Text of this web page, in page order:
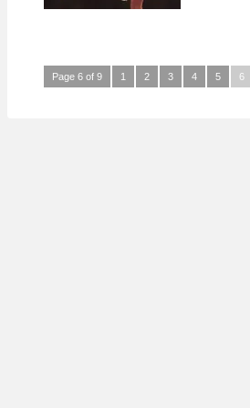
Page 6 of 9 1 2 3 4 5 6